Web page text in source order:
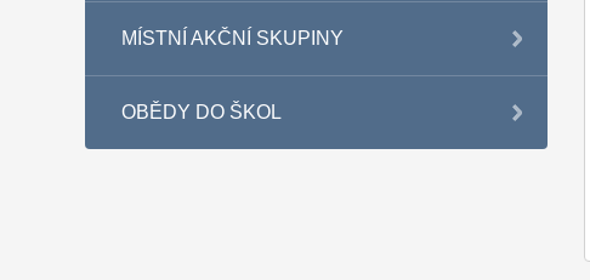
MÍSTNÍ AKČNÍ SKUPINY
OBĚDY DO ŠKOL